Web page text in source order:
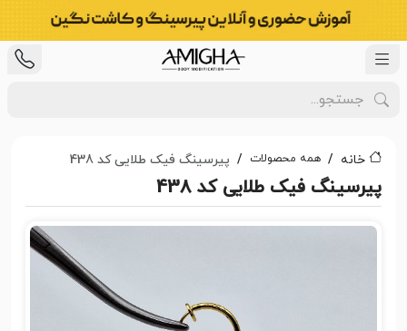
خانه همه محصولات پیرسینگ فیک طلایی کد 438
پیرسینگ فیک طلایی کد 438